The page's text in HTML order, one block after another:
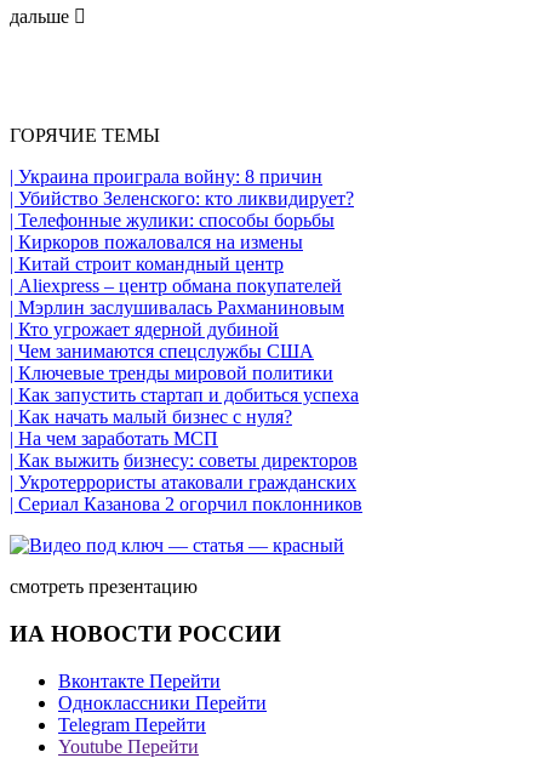
дальше
ГОРЯЧИЕ ТЕМЫ
| Украина проиграла войну: 8 причин
| Убийство Зеленского: кто ликвидирует?
| Телефонные жулики: способы борьбы
| Киркоров пожаловался на измены
| Китай строит командный центр
| Aliexpress – центр обмана покупателей
| Мэрлин заслушивалась Рахманиновым
| Кто угрожает ядерной дубиной
| Чем занимаются спецслужбы США
| Ключевые тренды мировой политики
| Как запустить стартап и добиться успеха
| Как начать малый бизнес с нуля?
| На чем заработать МСП
| Как выжить бизнесу: советы директоров
| Укротеррористы атаковали гражданских
| Сериал Казанова 2 огорчил поклонников
смотреть презентацию
ИА НОВОСТИ РОССИИ
Вконтакте Перейти
Одноклассники Перейти
Telegram Перейти
Youtube Перейти